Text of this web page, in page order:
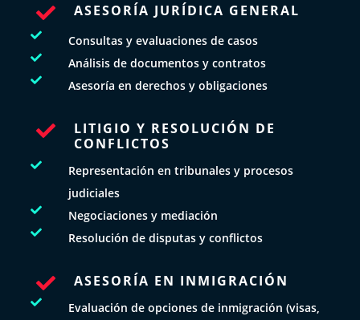
 ASESORÍA JURÍDICA GENERAL
 Consultas y evaluaciones de casos
 Análisis de documentos y contratos
 Asesoría en derechos y obligaciones

LITIGIO Y RESOLUCIÓN DE
CONFLICTOS

Representación en tribunales y procesos
judiciales
 Negociaciones y mediación
 Resolución de disputas y conflictos
 ASESORÍA EN INMIGRACIÓN

Evaluación de opciones de inmigración (visas,